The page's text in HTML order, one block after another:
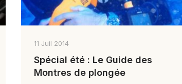
11 Juil 2014
Spécial été : Le Guide des
Montres de plongée